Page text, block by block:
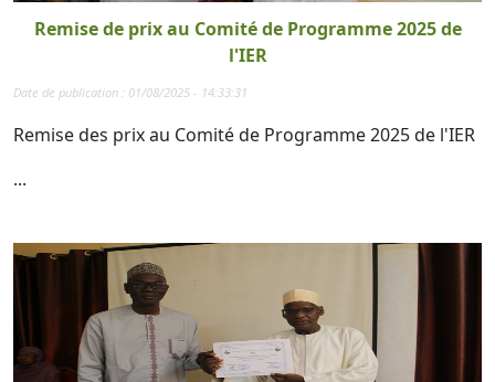
Remise de prix au Comité de Programme 2025 de
l'IER
Date de publication : 01/08/2025 - 14:33:31
Remise des prix au Comité de Programme 2025 de l'IER
...